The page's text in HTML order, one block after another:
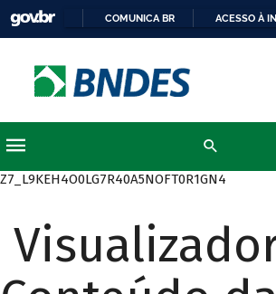
COMUNICA BR ACESSO À
Z7_L9KEH4O0LG7R40A5NOFT0R1GN4